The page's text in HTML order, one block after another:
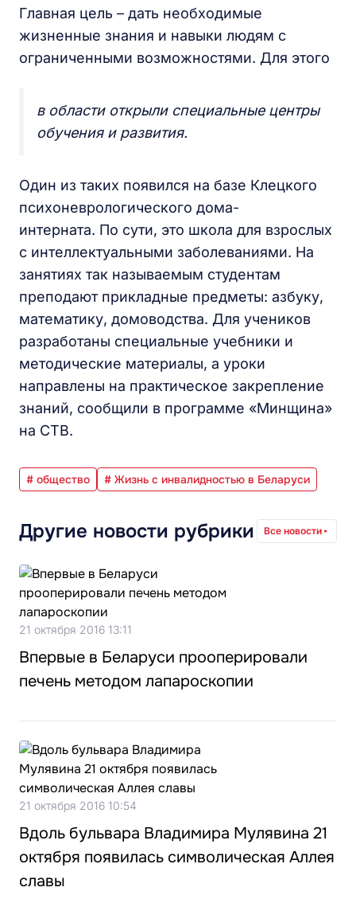
Главная цель – дать необходимые
жизненные знания и навыки людям с
ограниченными возможностями. Для этого
в области открыли специальные центры
обучения и развития.
Один из таких появился на базе Клецкого
психоневрологического дома-
интерната. По сути, это школа для взрослых
с интеллектуальными заболеваниями. На
занятиях так называемым студентам
преподают прикладные предметы: азбуку,
математику, домоводства. Для учеников
разработаны специальные учебники и
методические материалы, а уроки
направлены на практическое закрепление
знаний, сообщили в программе «Минщина»
на СТВ.
# общество # Жизнь с инвалидностью в Беларуси
Другие новости рубрики Все новости
21 октября 2016 13:11
Впервые в Беларуси прооперировали
печень методом лапароскопии
21 октября 2016 10:54
Вдоль бульвара Владимира Мулявина 21
октября появилась символическая Аллея
славы